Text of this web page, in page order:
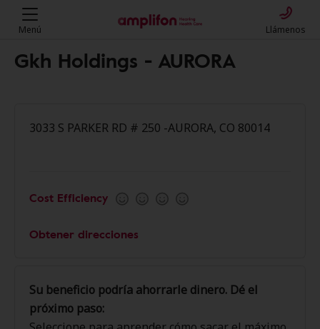
Menú Llámenos
Gkh Holdings - AURORA
3033 S PARKER RD # 250 -AURORA, CO 80014
Cost Efficiency
Obtener direcciones
Su beneficio podría ahorrarle dinero. Dé el
próximo paso: